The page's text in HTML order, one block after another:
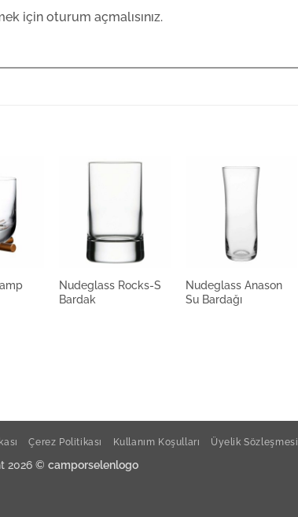
için oturum açmalısınız.
Nudeglass Rocks-S
Bardak
Nudeglass Anason
Su Bardağı
Çerez Politikası Kullanım Koşulları Üyelik Sözleşmesi
2026 © camporselenlogo